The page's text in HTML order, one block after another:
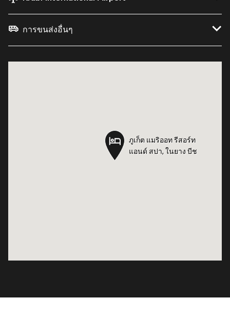
การขนส่งอื่นๆ
ภูเก็ต แมริออท รีสอร์ท
แอนด์ สปา, ในยาง บีช
ภูเก็ต แมริออท รีสอร์ท
แอนด์ สปา, ในยาง บีช